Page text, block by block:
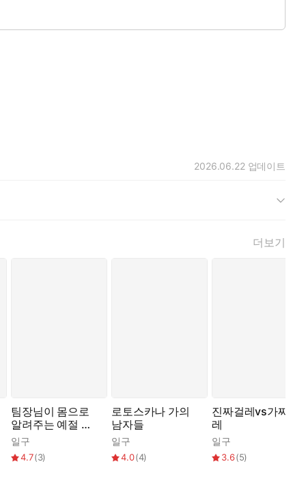
2026.06.22업데이트
더보기
팀장님이 몸으로
알려주는 예절 교
육
일구
4.7(3)
로토스카나 가의
남자들
일구
4.0(4)
진짜걸레vs가짜걸
레
일구
3.6(5)